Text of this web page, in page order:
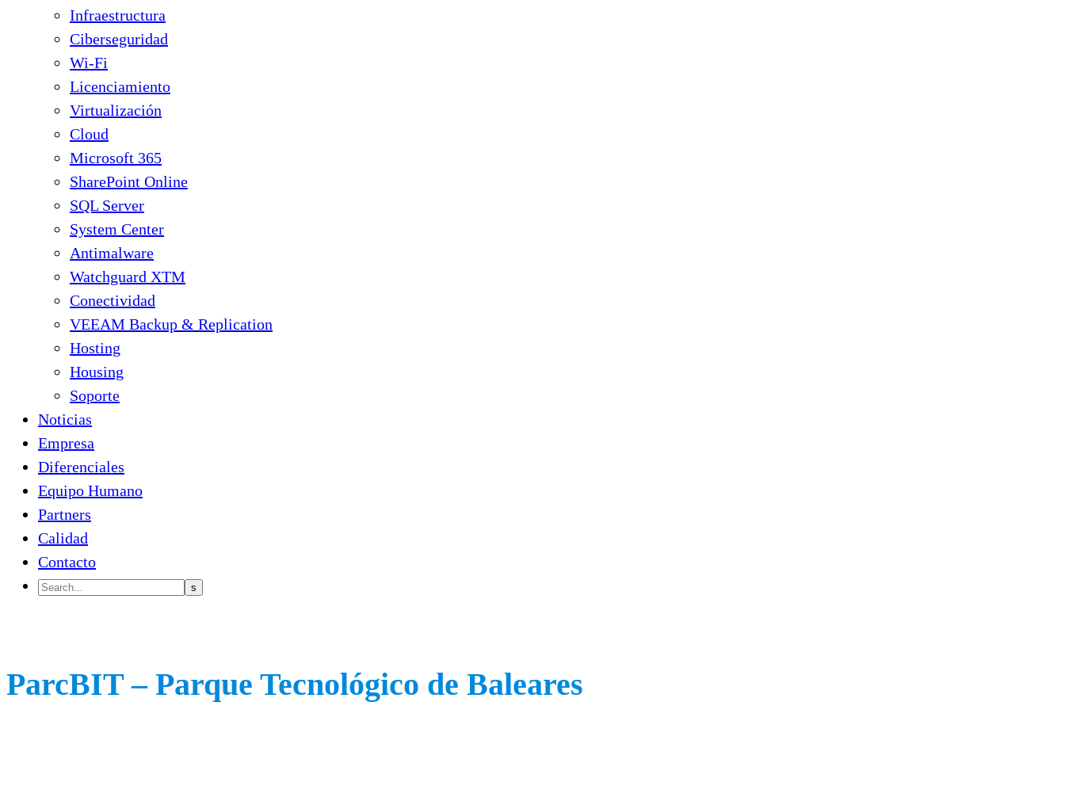
Infraestructura
Ciberseguridad
Wi-Fi
Licenciamiento
Virtualización
Cloud
Microsoft 365
SharePoint Online
SQL Server
System Center
Antimalware
Watchguard XTM
Conectividad
VEEAM Backup & Replication
Hosting
Housing
Soporte
Noticias
Empresa
Diferenciales
Equipo Humano
Partners
Calidad
Contacto
ParcBIT – Parque Tecnológico de Baleares